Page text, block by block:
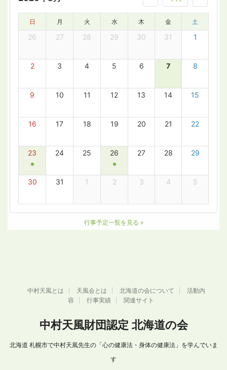
中村天風とは 天風会とは 北海道の会について
活動内
容
行事実績 関連サイト
中村天風財団認定 北海道の会
北海道 札幌市で中村天風先生の「心の健康法・身体の健康法」を学んでいま
す